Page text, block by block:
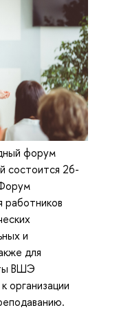
форум
состоится 26-
работников
и
для
ВШЭ
организации